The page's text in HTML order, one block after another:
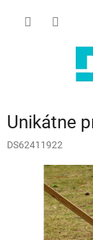
Unikátne
DS62411922